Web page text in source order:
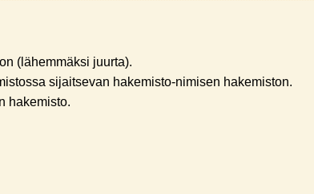
(lähemmäksi juurta).
sijaitsevan hakemisto-nimisen hakemiston.
hakemisto.